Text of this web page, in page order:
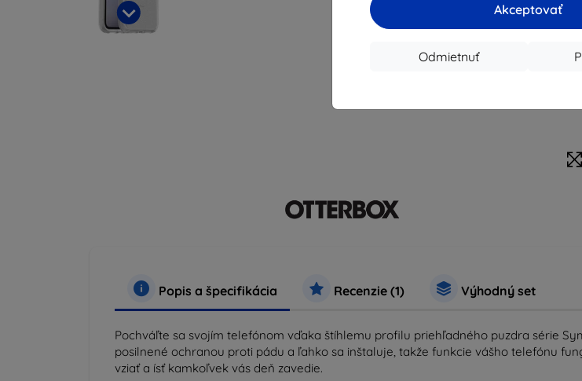
Akceptovať
Odmietnuť
Popis a špecifikácia Recenzie (1) Výhodný set
Pochváľte sa svojím telefónom vďaka štíhlemu profilu priehľadného puzdra série
posilnené ochranou proti pádu a ľahko sa inštaluje, takže funkcie vášho telefónu
vziať a ísť kamkoľvek vás deň zavedie.